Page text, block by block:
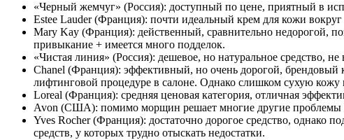
«Черный жемчуг» (Россия): доступный по цене, приятный в
Estee Lauder (Франция): почти идеальный крем для кожи
Mary Kay (Франция): действенный, сравнительно недорогой,
привыкание + имеется много подделок.
«Чистая линия» (Россия): дешевое, но натуральное средство,
Chanel (Франция): эффективный, но очень дорогой, брендовый
лифтинговой процедуре в салоне. Однако слишком сухую кожу
Loreal (Франция): средняя ценовая категория, отличная
Avon (США): помимо морщин решает многие другие проблемы
Yves Rocher (Франция): достаточно дорогое средство, однако
средств, у которых трудно отыскать недостатки.